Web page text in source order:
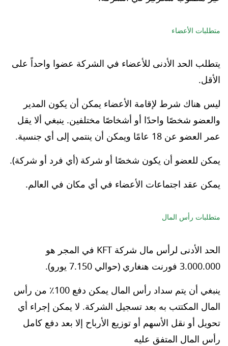
متطلبات الأعضاء
يتطلب الحد الأدنى للأعضاء في الشركة عضوا واحداً على
الأقل.
ليس هناك شرط لإقامة الأعضاء يمكن أن يكون المدير
والعضو شخصًا واحدًا أو أشخاصًا مختلفين. ينبغي ألا يقل
عمر العضو عن 18 عامًا ويمكن أن ينتمي إلى أي جنسية.
يمكن للعضو أن يكون شخصًا أو شركة (أي فرد أو شركة).
يمكن عقد اجتماعات الأعضاء في أي مكان في العالم.
متطلبات رأس المال
الحد الأدنى لرأس مال شركة KFT في المجر هو
3.000.000 فورنت هنغاري (حوالي 7.150 يورو).
ينبغي أن يتم سداد رأس المال يمكن دفع 100٪ من رأس
المال المكتتب به بعد تسجيل الشركة. لا يمكن إجراء أي
تحويل أو نقل الأسهم أو توزيع الأرباح إلا بعد دفع كامل
رأس المال المتفق عليه